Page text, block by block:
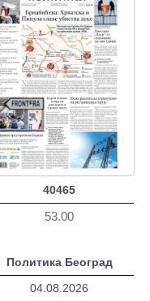
40465
53.00
Политика Београд
04.08.2026